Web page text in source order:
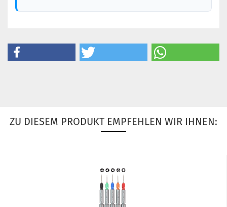
ZU DIESEM PRODUKT EMPFEHLEN WIR IHNEN: